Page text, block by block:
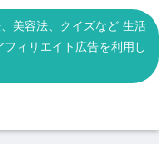
美容法、クイズなど 生活
ィリエイト広告を利用し